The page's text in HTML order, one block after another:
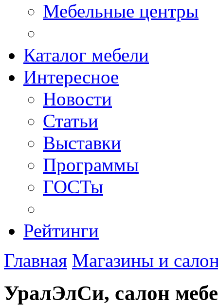
Мебельные центры
Каталог мебели
Интересное
Новости
Статьи
Выставки
Программы
ГОСТы
Рейтинги
Главная Магазины и
УралЭлСи, салон